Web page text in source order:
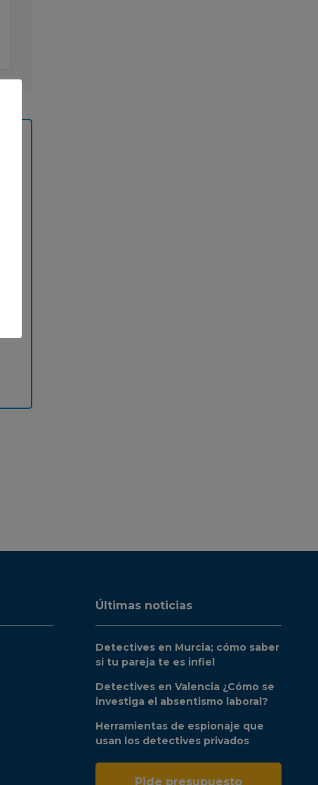
Últimas noticias
Detectives en Murcia; cómo saber
si tu pareja te es infiel
Detectives en Valencia ¿Cómo se
investiga el absentismo laboral?
Herramientas de espionaje que
usan los detectives privados
Pide presupuesto